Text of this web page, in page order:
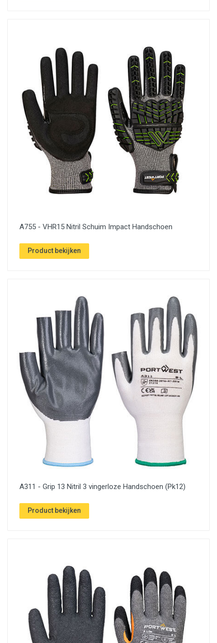
A755 - VHR15 Nitril Schuim Impact Handschoen
Product bekijken
A311 - Grip 13 Nitril 3 vingerloze Handschoen (Pk12)
Product bekijken